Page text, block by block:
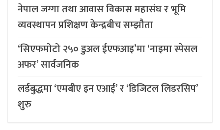
नेपाल जग्गा तथा आवास विकास महासंघ र भूमि
व्यवस्थापन प्रशिक्षण केन्द्रबीच सम्झौता
‘सिएफमोटो २५० डुअल ईएफआइ’मा ‘नाइमा स्पेसल
अफर’ सार्वजनिक
लर्डबुद्धमा ‘एमबीए इन एआई’ र ‘डिजिटल लिडरसिप’
शुरु